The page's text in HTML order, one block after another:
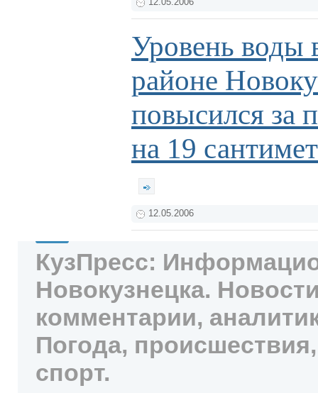
12.05.2006
Уровень воды
районе
повысился за
на 19
12.05.2006
КузПресс:
Новокузнецка.
комментарии,
Погода,
спорт.